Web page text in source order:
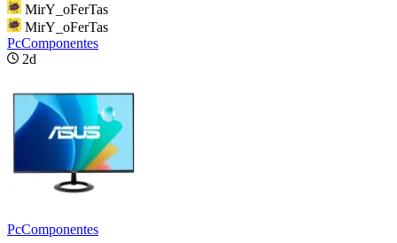
MirY_oFerTas
MirY_oFerTas
PcComponentes
2d
PcComponentes